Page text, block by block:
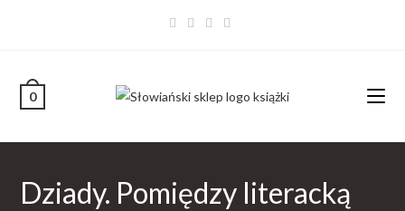
0
Dziady. Pomiędzy literacką